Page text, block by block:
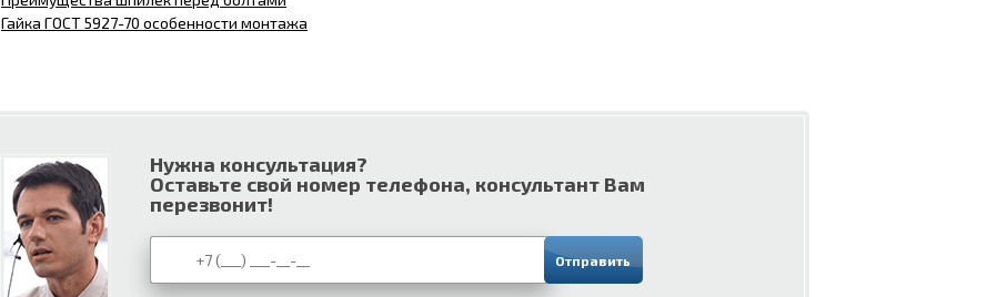
Гайка ГОСТ 5927-70 особенности монтажа
Нужна консультация?
Оставьте свой номер телефона, консультант Вам
перезвонит!